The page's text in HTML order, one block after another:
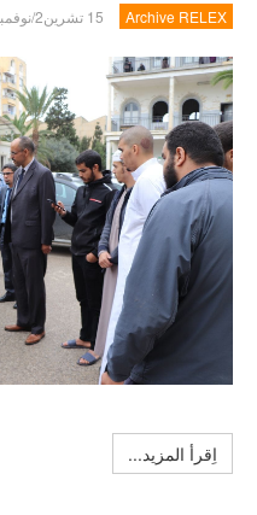
Archive RELEX 15 تشرين2/نوفمبر 2022
اِقرأ المزيد...